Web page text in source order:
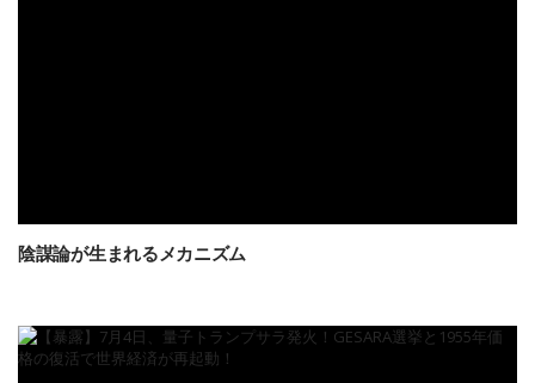
陰謀論が生まれるメカニズム